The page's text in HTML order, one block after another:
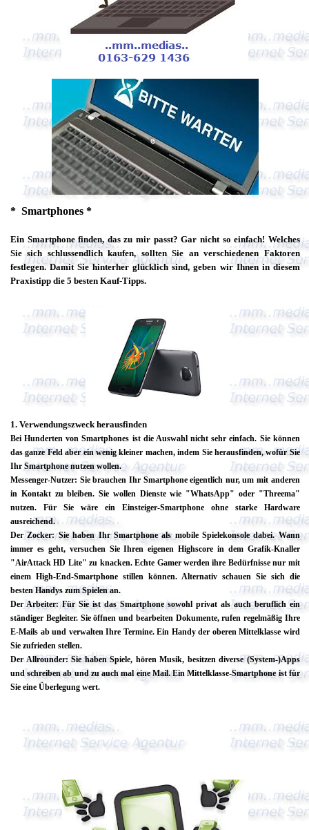
* Smartphones *
Ein Smartphone finden, das zu mir passt? Gar nicht so einfach! Welches
Sie sich schlussendlich kaufen, sollten Sie an verschiedenen Faktoren
festlegen. Damit Sie hinterher glücklich sind, geben wir Ihnen in diesem
Praxistipp die 5 besten Kauf-Tipps.
1. Verwendungszweck herausfinden
Bei Hunderten von Smartphones ist die Auswahl nicht sehr einfach. Sie können
das ganze Feld aber ein wenig kleiner machen, indem Sie herausfinden, wofür Sie
Ihr Smartphone nutzen wollen.
Messenger-Nutzer: Sie brauchen Ihr Smartphone eigentlich nur, um mit anderen
in Kontakt zu bleiben. Sie wollen Dienste wie "WhatsApp" oder "Threema"
nutzen. Für Sie wäre ein Einsteiger-Smartphone ohne starke Hardware
ausreichend.
Der Zocker: Sie haben Ihr Smartphone als mobile Spielekonsole dabei. Wann
immer es geht, versuchen Sie Ihren eigenen Highscore in dem Grafik-Knaller
"AirAttack HD Lite" zu knacken. Echte Gamer werden ihre Bedürfnisse nur mit
einem High-End-Smartphone stillen können. Alternativ schauen Sie sich die
besten Handys zum Spielen an.
Der Arbeiter: Für Sie ist das Smartphone sowohl privat als auch beruflich ein
ständiger Begleiter. Sie öffnen und bearbeiten Dokumente, rufen regelmäßig Ihre
E-Mails ab und verwalten Ihre Termine. Ein Handy der oberen Mittelklasse wird
Sie zufrieden stellen.
Der Allrounder: Sie haben Spiele, hören Musik, besitzen diverse (System-)Apps
und schreiben ab und zu auch mal eine Mail. Ein Mittelklasse-Smartphone ist für
Sie eine Überlegung wert.